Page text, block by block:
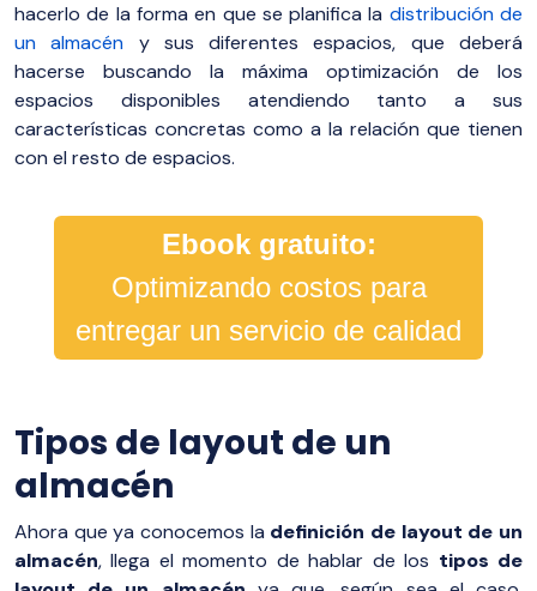
hacerlo de la forma en que se planifica la distribución de
un almacén y sus diferentes espacios, que deberá
hacerse buscando la máxima optimización de los
espacios disponibles atendiendo tanto a sus
características concretas como a la relación que tienen
con el resto de espacios.
Ebook gratuito:
Optimizando costos para
entregar un servicio de calidad
Tipos de layout de un
almacén
Ahora que ya conocemos la definición de layout de un
almacén, llega el momento de hablar de los tipos de